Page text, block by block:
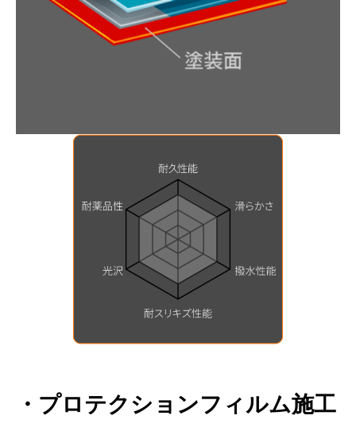
・プロテクションフィルム施工